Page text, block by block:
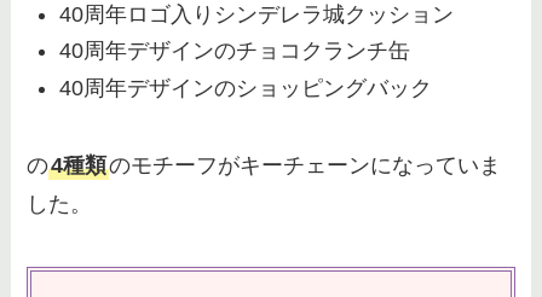
40周年ロゴ入りシンデレラ城クッション
40周年デザインのチョコクランチ缶
40周年デザインのショッピングバック
の4種類のモチーフがキーチェーンになっていま
した。